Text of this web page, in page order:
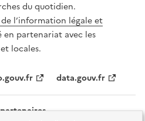
du quotidien.
l’information légale et
en partenariat avec les
locales.
data.gouv.fr